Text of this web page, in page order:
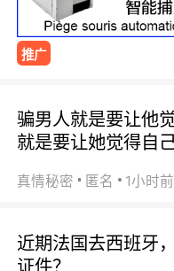
推广
骗男人就是要让他
就是要让她觉得自
真情秘密 匿名 1小时前
近期法国去西班牙
证件？